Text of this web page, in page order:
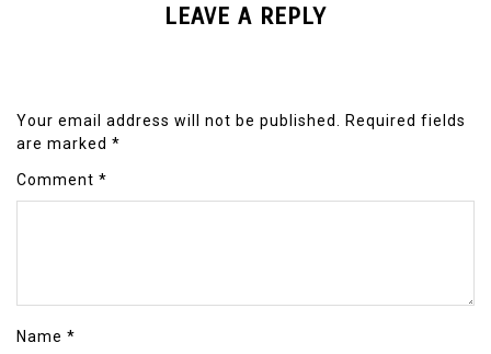
LEAVE A REPLY
Your email address will not be published.
Required fields
are marked *
Comment *
Name *